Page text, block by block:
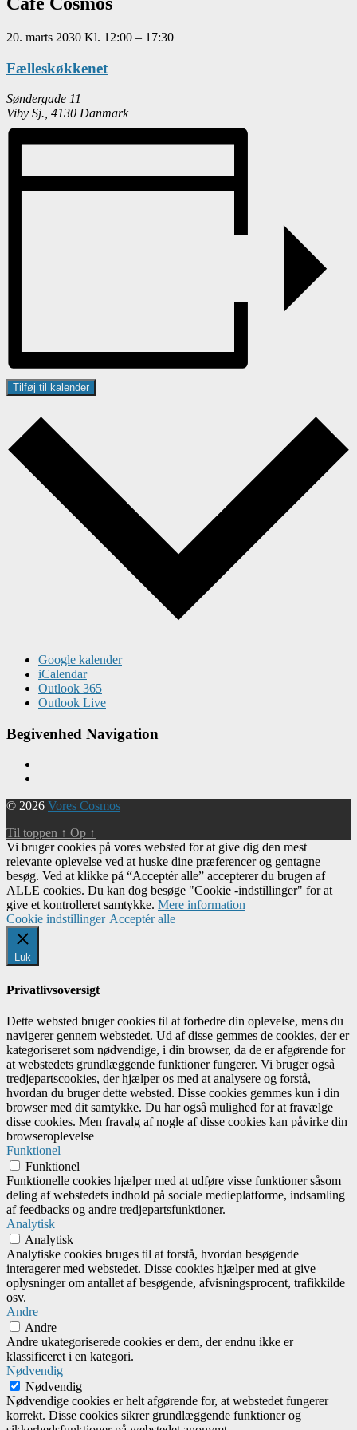
20. marts 2030 Kl. 12:00 – 17:30
Fælleskøkkenet
Søndergade 11
Viby Sj. 4130 Danmark
Tilføj til kalender
Google kalender
iCalendar
Outlook 365
Outlook Live
Begivenhed Navigation
© 2026 Vores Cosmos
Til toppen ↑ Op ↑
Vi bruger cookies på vores websted for at give dig den mest
relevante oplevelse ved at huske dine præferencer og gentagne
besøg. Ved at klikke på “Acceptér alle” accepterer du brugen af ​​
ALLE cookies. Du kan dog besøge "Cookie -indstillinger" for at
give et kontrolleret samtykke. Mere information
Cookie indstillinger Acceptér alle
Luk
Privatlivsoversigt
Dette websted bruger cookies til at forbedre din oplevelse, mens du
navigerer gennem webstedet. Ud af disse gemmes de cookies, der er
kategoriseret som nødvendige, i din browser, da de er afgørende for
at webstedets grundlæggende funktioner fungerer. Vi bruger også
tredjepartscookies, der hjælper os med at analysere og forstå,
hvordan du bruger dette websted. Disse cookies gemmes kun i din
browser med dit samtykke. Du har også mulighed for at fravælge
disse cookies. Men fravalg af nogle af disse cookies kan påvirke din
browseroplevelse
Funktionel
Funktionel
Funktionelle cookies hjælper med at udføre visse funktioner såsom
deling af webstedets indhold på sociale medieplatforme, indsamling
af feedbacks og andre tredjepartsfunktioner.
Analytisk
Analytisk
Analytiske cookies bruges til at forstå, hvordan besøgende
interagerer med webstedet. Disse cookies hjælper med at give
oplysninger om antallet af besøgende, afvisningsprocent, trafikkilde
osv.
Andre
Andre
Andre ukategoriserede cookies er dem, der endnu ikke er
klassificeret i en kategori.
Nødvendig
Nødvendig
Nødvendige cookies er helt afgørende for, at webstedet fungerer
korrekt. Disse cookies sikrer grundlæggende funktioner og